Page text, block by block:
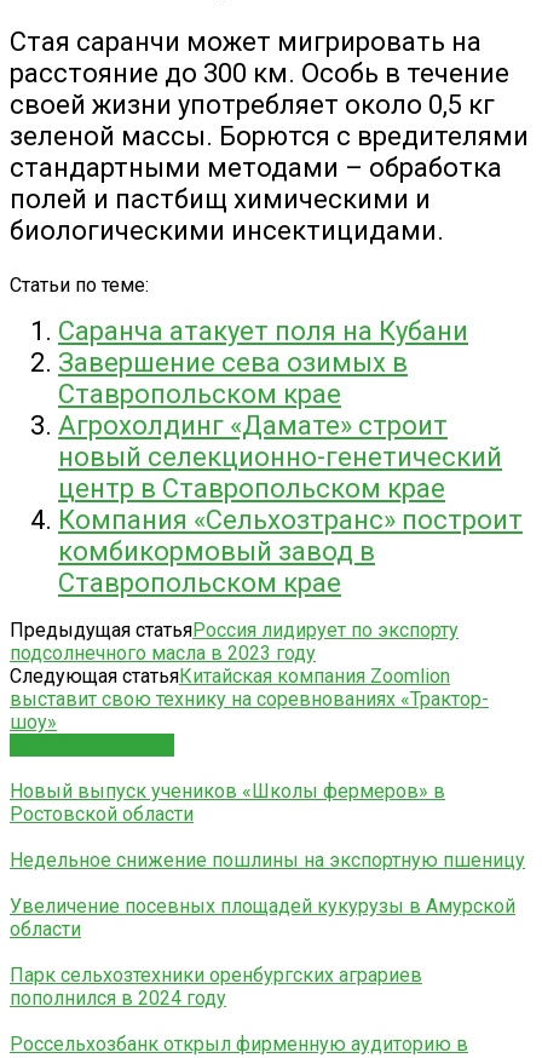
Стая саранчи может мигрировать на
расстояние до 300 км. Особь в течение
своей жизни употребляет около 0,5 кг
зеленой массы. Борются с вредителями
стандартными методами – обработка
полей и пастбищ химическими и
биологическими инсектицидами.
Статьи по теме:
Саранча атакует поля на Кубани
Завершение сева озимых в
Ставропольском крае
Агрохолдинг «Дамате» строит
новый селекционно-генетический
центр в Ставропольском крае
Компания «Сельхозтранс» построит
комбикормовый завод в
Ставропольском крае
Предыдущая статьяРоссия лидирует по экспорту
подсолнечного масла в 2023 году
Следующая статьяКитайская компания Zoomlion
выставит свою технику на соревнованиях «Трактор-
шоу»
Новый выпуск учеников «Школы фермеров» в
Ростовской области
Недельное снижение пошлины на экспортную пшеницу
Увеличение посевных площадей кукурузы в Амурской
области
Парк сельхозтехники оренбургских аграриев
пополнился в 2024 году
Россельхозбанк открыл фирменную аудиторию в